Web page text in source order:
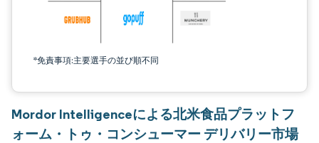
*免責事項:主要選手の並び順不同
Mordor Intelligenceによる北米食品プラットフ
ォーム・トゥ・コンシューマー デリバリー市場